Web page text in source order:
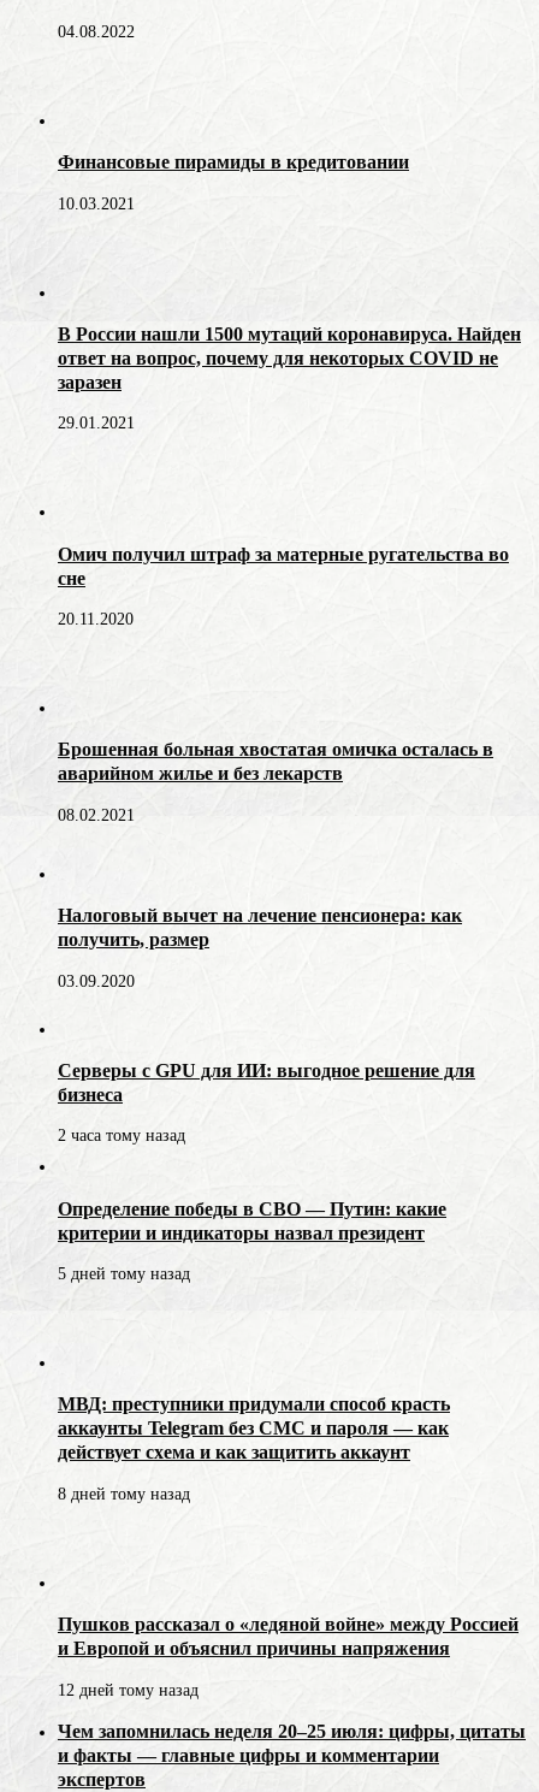
04.08.2022
Финансовые пирамиды в кредитовании
10.03.2021
В России нашли 1500 мутаций коронавируса. Найден
ответ на вопрос, почему для некоторых COVID не
заразен
29.01.2021
Омич получил штраф за матерные ругательства во
сне
20.11.2020
Брошенная больная хвостатая омичка осталась в
аварийном жилье и без лекарств
08.02.2021
Налоговый вычет на лечение пенсионера: как
получить, размер
03.09.2020
Серверы с GPU для ИИ: выгодное решение для
бизнеса
2 часа тому назад
Определение победы в СВО — Путин: какие
критерии и индикаторы назвал президент
5 дней тому назад
МВД: преступники придумали способ красть
аккаунты Telegram без СМС и пароля — как
действует схема и как защитить аккаунт
8 дней тому назад
Пушков рассказал о «ледяной войне» между Россией
и Европой и объяснил причины напряжения
12 дней тому назад
Чем запомнилась неделя 20–25 июля: цифры, цитаты
и факты — главные цифры и комментарии
экспертов